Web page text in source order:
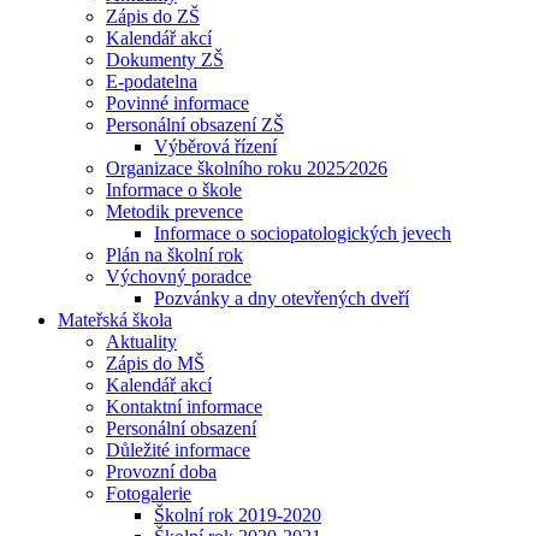
Zápis do ZŠ
Kalendář akcí
Dokumenty ZŠ
E-podatelna
Povinné informace
Personální obsazení ZŠ
Výběrová řízení
Organizace školního roku 2025⁄2026
Informace o škole
Metodik prevence
Informace o sociopatologických jevech
Plán na školní rok
Výchovný poradce
Pozvánky a dny otevřených dveří
Mateřská škola
Aktuality
Zápis do MŠ
Kalendář akcí
Kontaktní informace
Personální obsazení
Důležité informace
Provozní doba
Fotogalerie
Školní rok 2019-2020